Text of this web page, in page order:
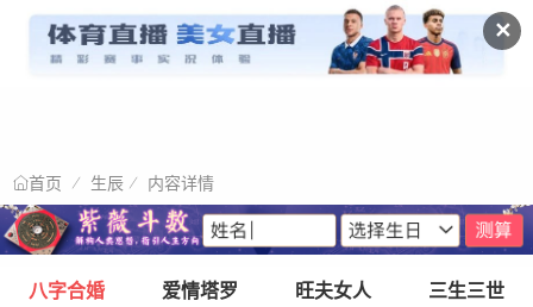
✕
首页 生辰 内容详情
八字合婚 爱情塔罗 旺夫女人 三生三世